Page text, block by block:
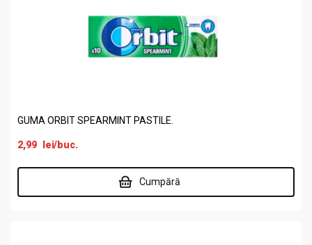
GUMA ORBIT SPEARMINT PASTILE.
2,99 lei/buc.
Cumpără